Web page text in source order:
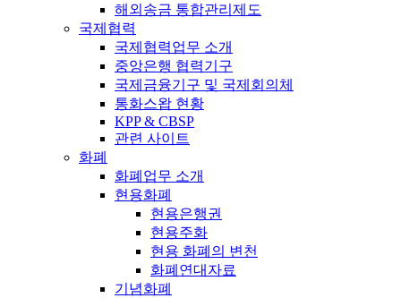
해외송금 통합관리제도
국제협력
국제협력업무 소개
중앙은행 협력기구
국제금융기구 및 국제회의체
통화스왑 현황
KPP & CBSP
관련 사이트
화폐
화폐업무 소개
현용화폐
현용은행권
현용주화
현용 화폐의 변천
화폐연대자료
기념화폐